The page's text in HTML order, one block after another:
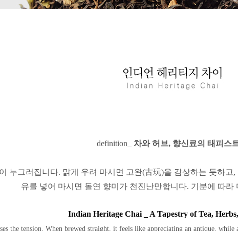
definition_ 차와 허브, 향신료의 태피스
누그러집니다. 맑게 우려 마시면 고완(古玩)을 감상하는 듯하고,
유를 넣어 마시면 돌연 향미가 천진난만합니다. 기분에 따라
Indian Heritage Chai _ A Tapestry of Tea,
the tension. When brewed straight, it feels like appreciating an antique,